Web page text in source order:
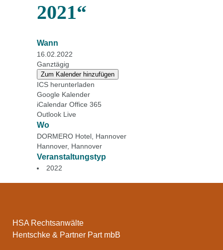
2021“
Wann
16.02.2022
Ganztägig
Zum Kalender hinzufügen
ICS herunterladen
Google Kalender
iCalendar Office 365
Outlook Live
Wo
DORMERO Hotel, Hannover
Hannover, Hannover
Veranstaltungstyp
2022
HSA Rechtsanwälte
Hentschke & Partner Part mbB